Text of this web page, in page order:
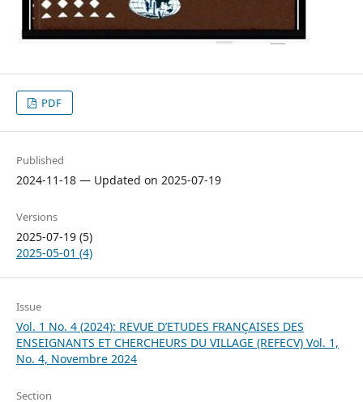
PDF
Published
2024-11-18 — Updated on 2025-07-19
Versions
2025-07-19 (5)
2025-05-01 (4)
Issue
Vol. 1 No. 4 (2024): REVUE D’ETUDES FRANÇAISES DES
ENSEIGNANTS ET CHERCHEURS DU VILLAGE (REFECV) Vol. 1,
No. 4, Novembre 2024
Section